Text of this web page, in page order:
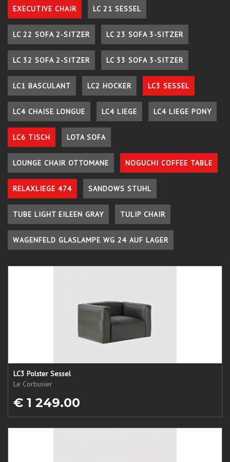
EXECUTIVE CHAIR LC 21 SESSEL
LC 22 SOFA 2-SITZER LC 23 SOFA 3-SITZER
LC 32 SOFA 2-SITZER LC 33 SOFA 3-SITZER
LC1 BASCULANT LC2 HOCKER LC3 SESSEL
LC4 CHAISE LONGUE LC4 LIEGE LC4 LIEGE PONY
LC6 TISCH LOTA SOFA
LOUNGE CHAIR OTTOMANE NOGUCHI COFFEE TABLE
RELAXLIEGE 474 SANDOWS STUHL
TUBE LIGHT EILEEN GRAY TULIP CHAIR
WAGENFELD GLASLAMPE WG 24 AUF LAGER
LC3 Polster Sessel
Le Corbusier
€ 1 249.00